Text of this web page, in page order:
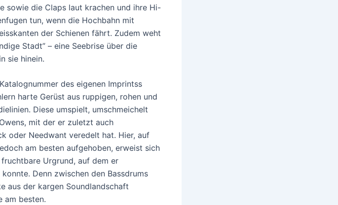
sowie die Claps laut krachen und ihre Hi-
tun, wenn die Hochbahn mit
der Schienen fährt. Zudem weht
Stadt” – eine Seebrise über die
sie hinein.
des eigenen Imprintss
harte Gerüst aus ruppigen, rohen und
Diese umspielt, umschmeichelt
mit der er zuletzt auch
oder Needwant veredelt hat. Hier, auf
am besten aufgehoben, erweist sich
Urgrund, auf dem er
Denn zwischen den Bassdrums
aus der kargen Soundlandschaft
am besten.